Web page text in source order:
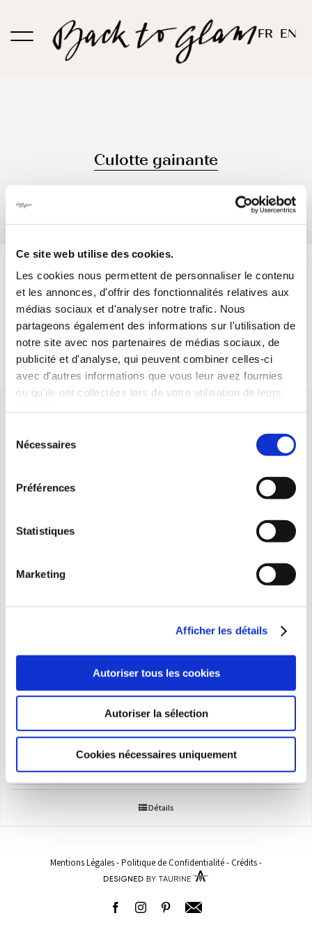
Ce site web utilise des cookies.
Les cookies nous permettent de personnaliser le contenu
et les annonces, d'offrir des fonctionnalités relatives aux
médias sociaux et d'analyser notre trafic. Nous
partageons également des informations sur l'utilisation de
notre site avec nos partenaires de médias sociaux, de
publicité et d'analyse, qui peuvent combiner celles-ci
avec d'autres informations que vous leur avez fournies
ou qu'ils ont collectées lors de votre utilisation de leurs
Nécessaires
Préférences
Statistiques
Marketing
Afficher les détails
Autoriser tous les cookies
Autoriser la sélection
Cookies nécessaires uniquement
au
FR EN
Culotte gainante
Trier parPrix
Montrer36 produits
Culotte gainante
149,00€Plage
de
prix :
149,00€
Détails
Mentions Légales- Politique de Confidentialité- Crédits-
FacebookInstagramPinterest
Adresse